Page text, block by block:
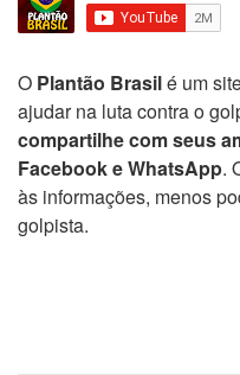
O Plantão Brasilé um
ajudar na luta contra o
compartilhe com seus
Facebook e WhatsApp.
às informações, menos
golpista.